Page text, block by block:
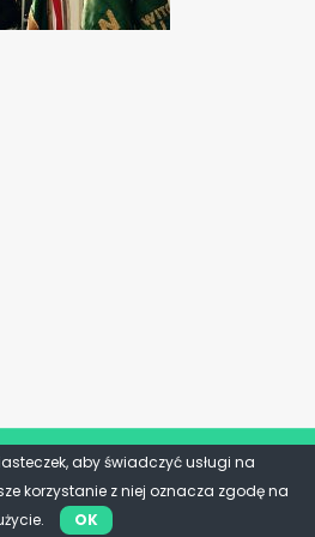
aby świadczyć usługi na
korzystanie z niej oznacza zgodę na
OK